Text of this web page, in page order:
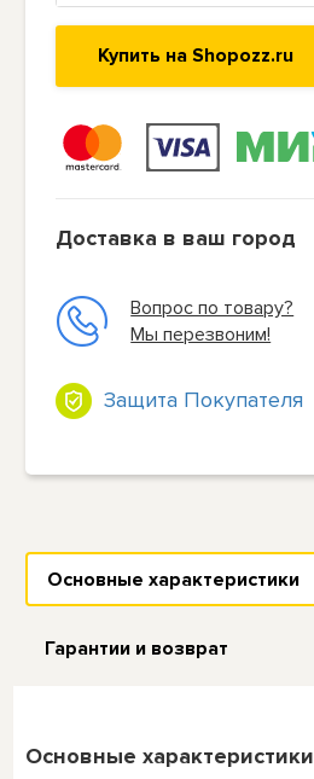
Купить на Shopozz.ru
Доставка в ваш город
Вопрос по товару?
Мы перезвоним!
Защита Покупателя
Основные характеристики
Гарантии и возврат
Основные характеристики